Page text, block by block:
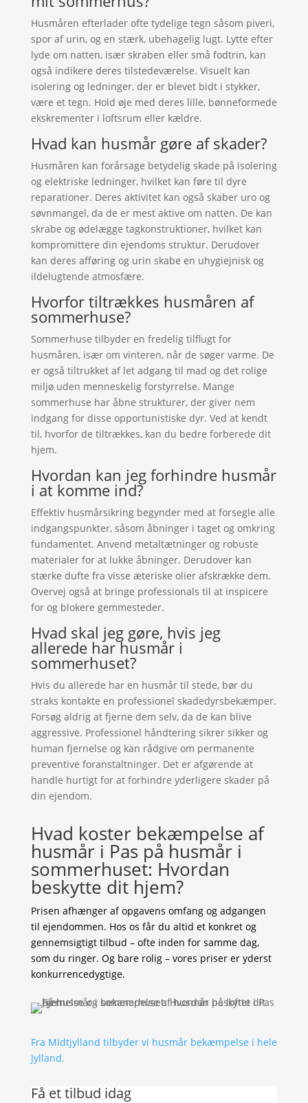
Husmåren efterlader ofte tydelige tegn såsom piveri,
spor af urin, og en stærk, ubehagelig lugt. Lytte efter
lyde om natten, især skraben eller små fodtrin, kan
også indikere deres tilstedeværelse. Visuelt kan
isolering og ledninger, der er blevet bidt i stykker,
være et tegn. Hold øje med deres lille, bønneformede
ekskrementer i loftsrum eller kældre.
Hvad kan husmår gøre af skader?
Husmåren kan forårsage betydelig skade på isolering
og elektriske ledninger, hvilket kan føre til dyre
reparationer. Deres aktivitet kan også skaber uro og
søvnmangel, da de er mest aktive om natten. De kan
skrabe og ødelægge tagkonstruktioner, hvilket kan
kompromittere din ejendoms struktur. Derudover
kan deres afføring og urin skabe en uhygiejnisk og
ildelugtende atmosfære.
Hvorfor tiltrækkes husmåren af
sommerhuse?
Sommerhuse tilbyder en fredelig tilflugt for
husmåren, især om vinteren, når de søger varme. De
er også tiltrukket af let adgang til mad og det rolige
miljø uden menneskelig forstyrrelse. Mange
sommerhuse har åbne strukturer, der giver nem
indgang for disse opportunistiske dyr. Ved at kendt
til, hvorfor de tiltrækkes, kan du bedre forberede dit
hjem.
Hvordan kan jeg forhindre husmår
i at komme ind?
Effektiv husmårsikring begynder med at forsegle alle
indgangspunkter, såsom åbninger i taget og omkring
fundamentet. Anvend metaltætninger og robuste
materialer for at lukke åbninger. Derudover kan
stærke dufte fra visse æteriske olier afskrække dem.
Overvej også at bringe professionals til at inspicere
for og blokere gemmesteder.
Hvad skal jeg gøre, hvis jeg
allerede har husmår i
sommerhuset?
Hvis du allerede har en husmår til stede, bør du
straks kontakte en professionel skadedyrsbekæmper.
Forsøg aldrig at fjerne dem selv, da de kan blive
aggressive. Professionel håndtering sikrer sikker og
human fjernelse og kan rådgive om permanente
preventive foranstaltninger. Det er afgørende at
handle hurtigt for at forhindre yderligere skader på
din ejendom.
Hvad koster bekæmpelse af
husmår i Pas på husmår i
sommerhuset: Hvordan
beskytte dit hjem?
Prisen afhænger af opgavens omfang og adgangen
til ejendommen. Hos os får du altid et konkret og
gennemsigtigt tilbud – ofte inden for samme dag,
som du ringer. Og bare rolig – vores priser er yderst
konkurrencedygtige.
Fra Midtjylland tilbyder vi husmår bekæmpelse i hele
Jylland.
Få et tilbud idag